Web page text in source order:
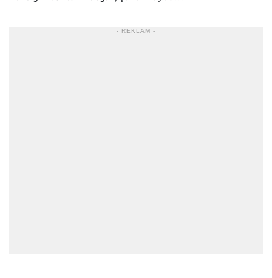
- REKLAM -